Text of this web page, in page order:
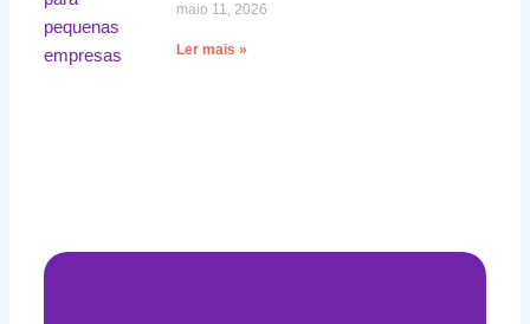
maio 11, 2026
Ler mais »